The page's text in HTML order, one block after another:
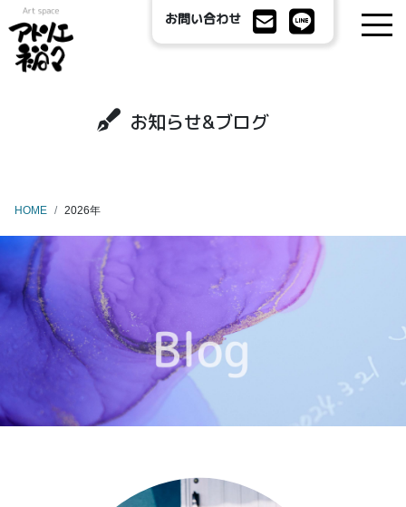
お問い合わせ
お知らせ&ブログ
HOME 2026年